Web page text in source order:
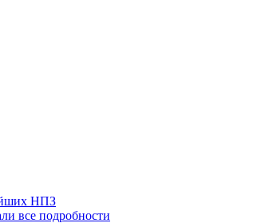
НПЗ
все подробности